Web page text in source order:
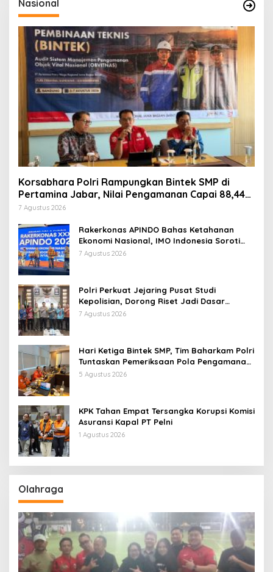
Nasional
Korsabhara Polri Rampungkan Bintek SMP di
Pertamina Jabar, Nilai Pengamanan Capai 88,44
Persen
7 Agustus 2026
Rakerkonas APINDO Bahas Ketahanan
Ekonomi Nasional, IMO Indonesia Soroti
Pentingnya Kolaborasi Lintas Sektor
7 Agustus 2026
Polri Perkuat Jejaring Pusat Studi
Kepolisian, Dorong Riset Jadi Dasar
Kebijakan dan Inovasi
7 Agustus 2026
Hari Ketiga Bintek SMP, Tim Baharkam Polri
Tuntaskan Pemeriksaan Pola Pengamanan
Pertamina Patra Niaga Jabar
5 Agustus 2026
KPK Tahan Empat Tersangka Korupsi Komisi
Asuransi Kapal PT Pelni
1 Agustus 2026
Olahraga